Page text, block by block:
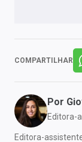
COMPARTILHAR
Por
Editora-
Editora-